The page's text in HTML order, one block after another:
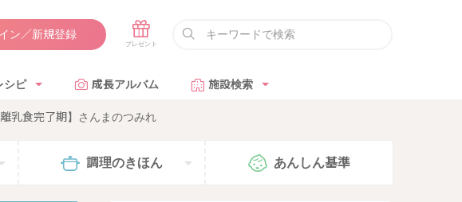
ン／新規登録
シピ 成長アルバム 施設検索
離乳食完了期】さんまのつみれ
調理のきほん あんしん基準